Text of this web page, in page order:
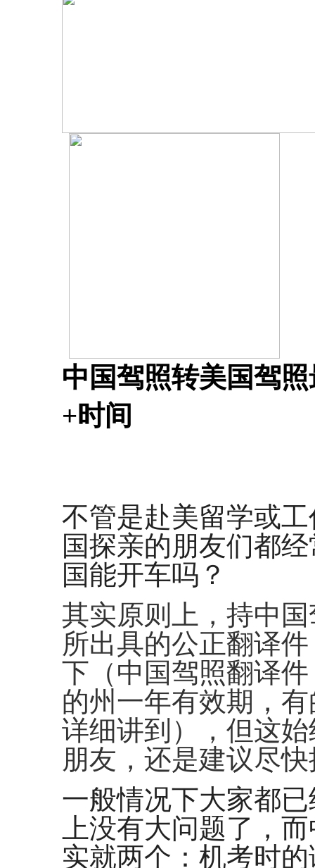
中国驾照转美国驾
+时间
不管是赴美留学或
国探亲的朋友们都
国能开车吗？
其实原则上，持中
所出具的公正翻译
下（中国驾照翻译
的州一年有效期，
详细讲到），但这
朋友，还是建议尽
一般情况下大家都
上没有大问题了，
实就两个：机考时